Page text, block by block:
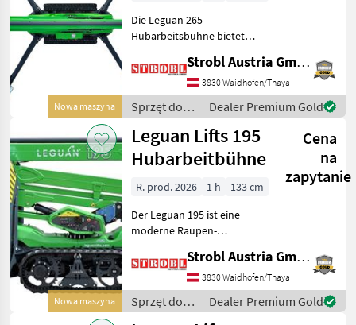
Greentec
JLG
Dominator
Lifts
Fehrenbach
Grove
Ommelift
Pokaż
wszystkie
MARKETPLACE
Marketplace
Oferty
Ogłoszenia
Nowa maszyna
Die Leguan 265
Hubarbeitsbühne bietet
Grundausstattung mit
Dualantrieb (Diesel +
Elektro), automatischer
Abstützung, Korbrotation
und vielen Komfort
Strobl Austria GmbH
3830 Waidhofen/Thaya
Sprzęt do
pielęgnacji
drzew /
Leguan Lifts
Dealer Premium Gold
Nowa maszyna
Leguan Lifts 195
Hubarbeitbühne
Cena
na
zapytanie
R. prod. 2026 1 h
133 cm
Der Leguan 195 ist eine
moderne Raupen-
19, 7 m Arbeitshöhe und 9,
9 m seitlicher Reichweite –
selbst bei 250 kg Korblast.
Dank robustem Raup
Strobl Austria GmbH
3830 Waidhofen/Thaya
Sprzęt do
pielęgnacji
Dealer Premium Gold